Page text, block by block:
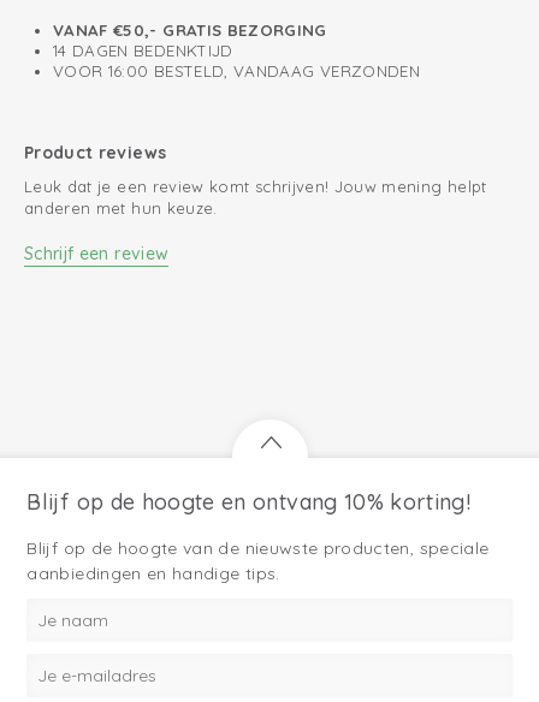
VANAF €50,- GRATIS BEZORGING
14 DAGEN BEDENKTIJD
VOOR 16:00 BESTELD, VANDAAG VERZONDEN
Product reviews
Leuk dat je een review komt schrijven! Jouw mening helpt
anderen met hun keuze.
Schrijf een review
Blijf op de hoogte en ontvang 10% korting!
Blijf op de hoogte van de nieuwste producten, speciale
aanbiedingen en handige tips.